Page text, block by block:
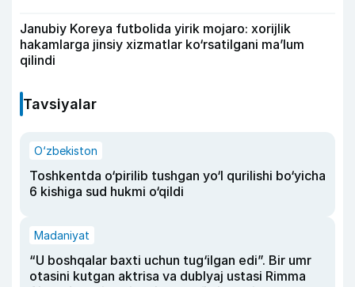
Janubiy Koreya futbolida yirik mojaro: xorijlik
hakamlarga jinsiy xizmatlar ko‘rsatilgani ma’lum
qilindi
Tavsiyalar
O‘zbekiston
Toshkentda o‘pirilib tushgan yo‘l qurilishi bo‘yicha
6 kishiga sud hukmi o‘qildi
Madaniyat
“U boshqalar baxti uchun tug‘ilgan edi”. Bir umr
otasini kutgan aktrisa va dublyaj ustasi Rimma